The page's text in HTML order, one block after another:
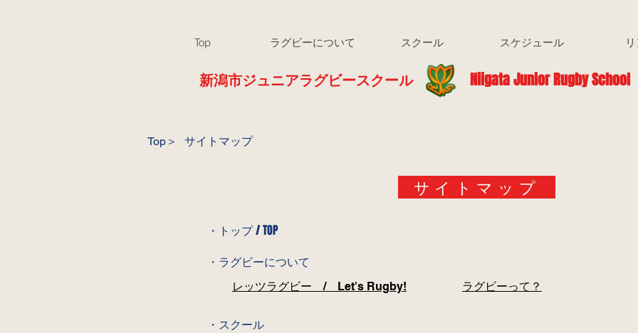
Top ラグビーについて スクール スケジュール
​新潟市ジュニアラグビースクール Niigata Junior Rugby School
Top ＞ サイトマップ
サイトマップ
・トップ / TOP
・ラグビーについて
レッツラグビー / Let's Rugby! ラグビーって？
・スクール